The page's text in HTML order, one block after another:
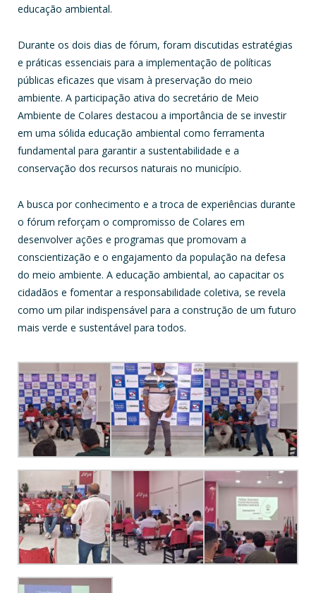
educação ambiental.
Durante os dois dias de fórum, foram discutidas estratégias
e práticas essenciais para a implementação de políticas
públicas eficazes que visam à preservação do meio
ambiente. A participação ativa do secretário de Meio
Ambiente de Colares destacou a importância de se investir
em uma sólida educação ambiental como ferramenta
fundamental para garantir a sustentabilidade e a
conservação dos recursos naturais no município.
A busca por conhecimento e a troca de experiências durante
o fórum reforçam o compromisso de Colares em
desenvolver ações e programas que promovam a
conscientização e o engajamento da população na defesa
do meio ambiente. A educação ambiental, ao capacitar os
cidadãos e fomentar a responsabilidade coletiva, se revela
como um pilar indispensável para a construção de um futuro
mais verde e sustentável para todos.